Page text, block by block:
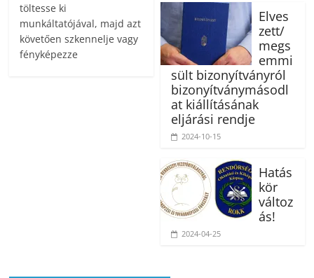
töltesse ki
munkáltatójával, majd azt
követően szkennelje vagy
fényképezze
Elves
zett/
megs
emmi
sült bizonyítványról
bizonyítványmásodl
at kiállításának
eljárási rendje
2024-10-15
Hatás
kör
változ
ás!
2024-04-25